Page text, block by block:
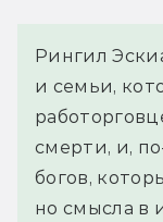
Рингил
и семьи,
смерти, и,
богов,
но смысла в